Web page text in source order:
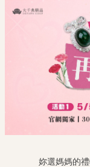
妳選媽媽的